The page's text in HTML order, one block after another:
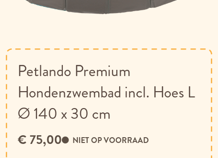
begin
van
de
afbeeldingen-
gallerij
Petlando Premium
Hondenzwembad incl. Hoes L
Ø 140 x 30 cm
NIET OP VOORRAAD
€ 75,00